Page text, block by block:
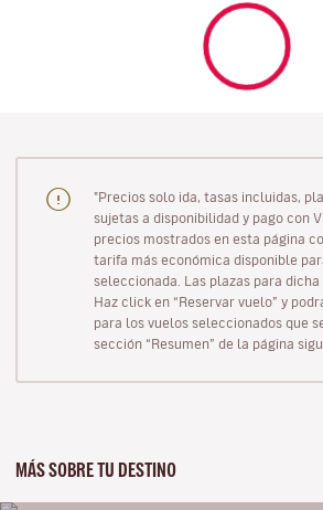
"Precios solo ida, tasas incluidas,
sujetas a disponibilidad y pago con
precios mostrados en esta página
tarifa más económica disponible
seleccionada. Las plazas para
Haz click en “Reservar vuelo” y
para los vuelos seleccionados que
sección “Resumen” de la página
MÁS SOBRE TU DESTINO